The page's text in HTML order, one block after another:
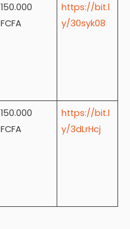
150.000
FCFA
https://bit.l
y/30syk08
150.000
FCFA
https://bit.l
y/3dLrHcj